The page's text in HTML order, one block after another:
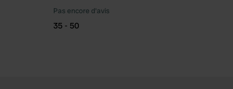
Pas encore d'avis
35 - 50